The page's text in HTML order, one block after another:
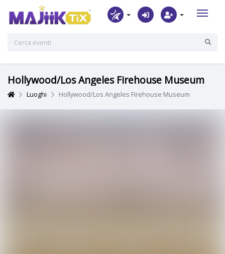
Hollywood/Los Angeles Firehouse Museum
Luoghi Hollywood/Los Angeles Firehouse Museum